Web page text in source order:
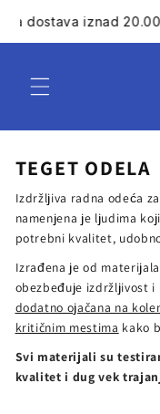
na
sadržaj
dostava iznad
TEGET ODELA
Izdržljiva radna odeća
namenjena je ljudima
potrebni kvalitet,
Izrađena je od
obezbeđuje izdržljivost
dodatno ojačana na
kritičnim mestima kako
Svi materijali su
kvalitet i dug vek